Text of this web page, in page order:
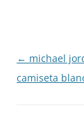
Navegación
de
← michael
camiseta